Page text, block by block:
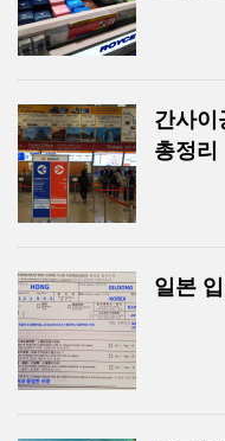
간사이
총정리
일본